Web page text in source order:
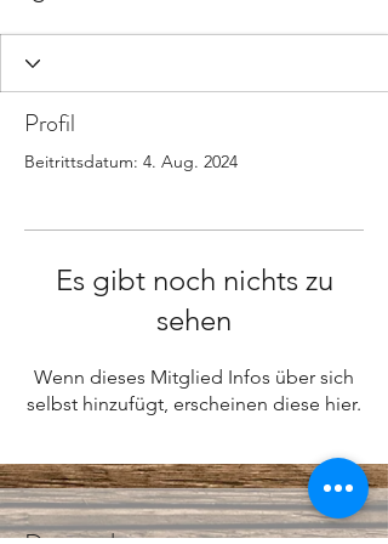
Profil
Beitrittsdatum: 4. Aug. 2024
Es gibt noch nichts zu
sehen
Wenn dieses Mitglied Infos über sich
selbst hinzufügt, erscheinen diese hier.